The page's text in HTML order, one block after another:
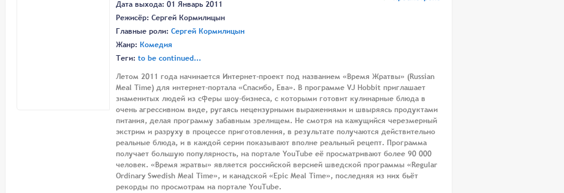
Дата выхода: 01 Январь 2011
Режисёр: Сергей Кормилицын
Главные роли: Сергей Кормилицын
Жанр: Комедия
Теги: to be continued...
Летом 2011 года начинается Интернет-проект под названием «Время Жратвы» (Russian
Meal Time) для интернет-портала «Спасибо, Ева». В программе VJ Hobbit приглашает
знаменитых людей из сферы шоу-бизнеса, с которыми готовит кулинарные блюда в
очень агрессивном виде, ругаясь нецензурными выражениями и швыряясь продуктами
питания, делая программу забавным зрелищем. Не смотря на кажущийся черезмерный
экстрим и разруху в процессе приготовления, в результате получаются действительно
реальные блюда, и в каждой серии показывают вполне реальный рецепт. Программа
получает большую популярность, на портале YouTube её просматривают более 90 000
человек. «Время жратвы» является российской версией шведской программы «Regular
Ordinary Swedish Meal Time», и канадской «Epic Meal Time», последняя из них бьёт
рекорды по просмотрам на портале YouTube.